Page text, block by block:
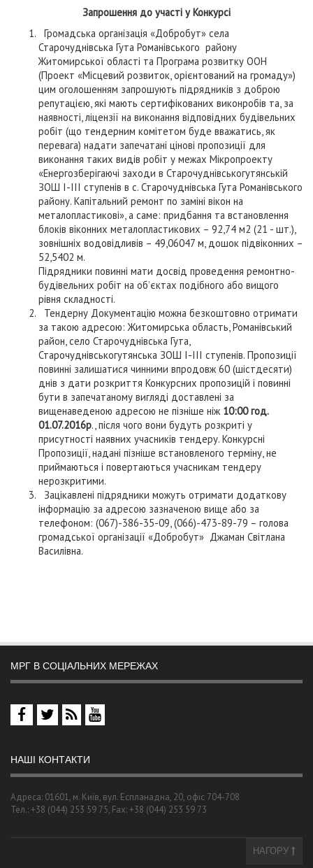
Запрошення до участі у Конкурсі
Громадська організація «Добробут» села
Старочуднівська Гута Романівського району
Житомирської області та Програма розвитку ООН
(Проект «Місцевий розвиток, орієнтований на громаду»)
цим оголошенням запрошують підрядників з доброю
репутацією, які мають сертифікованих виконробів та, за
наявності, ліцензії на виконання відповідних будівельних
робіт (що тендерним комітетом буде вважатись, як
перевага) надати запечатані цінові пропозиції для
виконання таких видів робіт у межах Мікропроекту
«Енергозберігаючі заходи в Старочуднівськогутянській
ЗОШ І-ІІІ ступенів в с. Старочуднівська Гута Романівського
району. Капітальний ремонт по заміні вікон на
металопластикові», а саме: придбання та встановлення
блоків віконних металопластикових – 92,74 м2 (21 - шт.),
зовнішніх водовідливів – 49,06047 м, дошок підвіконних –
52,5402 м.
Підрядники повинні мати досвід проведення ремонтно-
будівельних робіт на об’єктах подібного або вищого
рівня складності.
Тендерну Документацію можна безкоштовно отримати
за такою адресою: Житомирська область, Романівський
район, село Старочуднівська Гута,
Старочуднівськогутянська ЗОШ І-ІІІ ступенів. Пропозиції
повинні залишатися чинними впродовж 60 (шістдесяти)
днів з дати розкриття Конкурсних пропозицій і повинні
бути в запечатаному вигляді доставлені за
вищенаведеною адресою не пізніше ніж 10:00 год.
01.07.2016р., після чого вони будуть розкриті у
присутності наявних учасників тендеру. Конкурсні
Пропозиції, надані пізніше встановленого терміну, не
приймаються і повертаються учасникам тендеру
нерозкритими.
Зацікавлені підрядники можуть отримати додаткову
інформацію за адресою зазначеною вище або за
телефоном: (067)-386-35-09, (066)-473-89-79 – голова
громадської організації «Добробут» Джаман Світлана
Василівна.
МРГ В СОЦІАЛЬНИХ МЕРЕЖАХ
НАШІ КОНТАКТИ
Адреса: 01601, м. Київ, вул. Еспланадна, 20, офіс 704-708
Тел.: +38 (044) 253 59 75, Fax: +38 (044) 253 59 73
НАГОРУ